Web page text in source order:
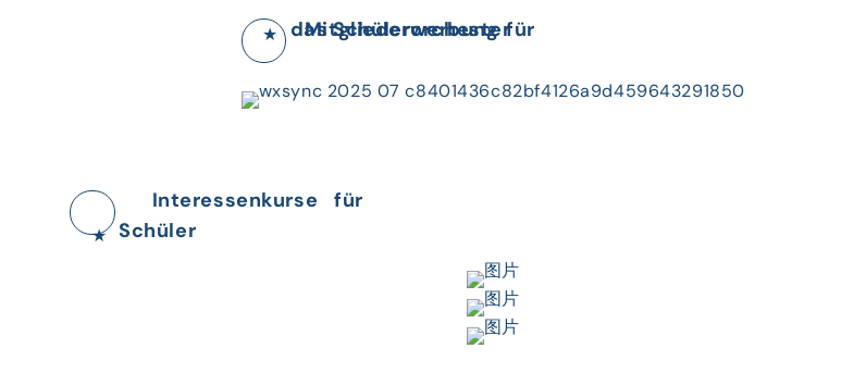
★ Mitgliederwerbung für das Schülerorchester
★
Interessenkurse für
Schüler